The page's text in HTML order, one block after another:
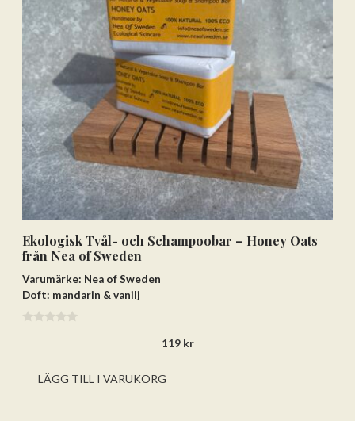
Ekologisk Tvål- och Schampoobar – Honey Oats
från Nea of Sweden
Varumärke: Nea of Sweden
Doft: mandarin & vanilj
119 kr
LÄGG TILL I VARUKORG
Lägg till varorna i varukorgen
Gå till kassan och välj
Betala via bankkonto eller